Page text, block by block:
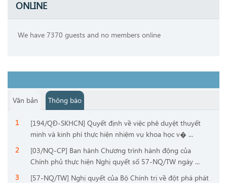
ONLINE
We have 7370 guests and no members online
Văn bản Thông báo
[194/QĐ-SKHCN] Quyết định về việc phê duyệt thuyết
minh và kinh phí thực hiện nhiệm vụ khoa học v� ...
[03/NQ-CP] Ban hành Chương trình hành động của
Chính phủ thực hiện Nghị quyết số 57-NQ/TW ngày ...
[57-NQ/TW] Nghị quyết của Bộ Chính trị về đột phá phát